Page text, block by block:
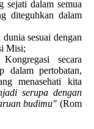
sejati dalam semua
diteguhkan dalam
sesuai dengan
Misi;
secara
dalam pertobatan,
menasehati kita
serupa dengan
budimu" (Rom